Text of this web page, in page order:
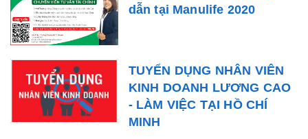
dẫn tại Manulife 2020
TUYỂN DỤNG NHÂN VIÊN
KINH DOANH LƯƠNG CAO
- LÀM VIỆC TẠI HỒ CHÍ
MINH